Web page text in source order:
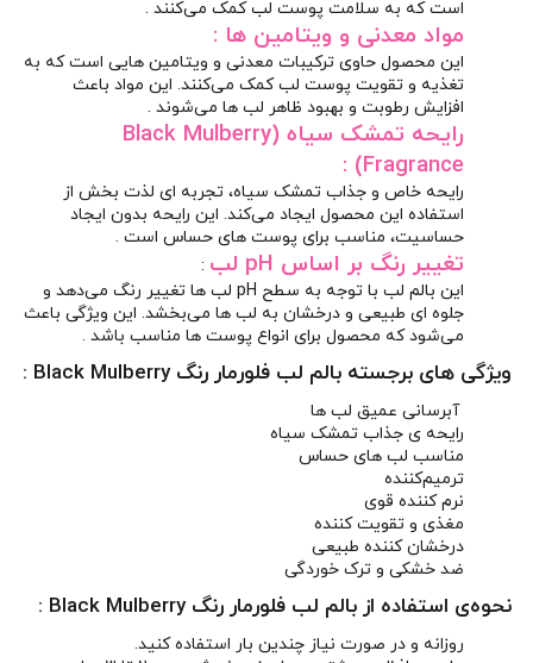
است که به سلامت پوست لب کمک می‌کنند .
مواد معدنی و ویتامین‌ ها :
این محصول حاوی ترکیبات معدنی و ویتامین‌ هایی است که به
تغذیه و تقویت پوست لب کمک می‌کنند. این مواد باعث
افزایش رطوبت و بهبود ظاهر لب‌ ها می‌شوند .
رایحه تمشک سیاه (Black Mulberry
Fragrance) :
رایحه خاص و جذاب تمشک سیاه، تجربه‌ ای لذت‌ بخش از
استفاده این محصول ایجاد می‌کند. این رایحه بدون ایجاد
حساسیت، مناسب برای پوست‌ های حساس است .
تغییر رنگ بر اساس pH لب
:
این بالم لب با توجه به سطح pH لب‌ ها تغییر رنگ می‌دهد و
جلوه‌ ای طبیعی و درخشان به لب‌ ها می‌بخشد. این ویژگی باعث
می‌شود که محصول برای انواع پوست‌ ها مناسب باشد .
ویژگی‌ های برجسته بالم لب فلورمار رنگ Black Mulberry :
آبرسانی عمیق لب ها
رایحه‌ ی جذاب تمشک سیاه
مناسب لب های حساس
ترمیم‌کننده
نرم‌ کننده قوی
مغذی و تقویت‌ کننده
درخشان‌ کننده طبیعی
ضد خشکی و ترک‌ خوردگی
نحوه‌ی استفاده از بالم لب فلورمار رنگ Black Mulberry :
روزانه و در صورت نیاز چندین بار استفاده کنید.